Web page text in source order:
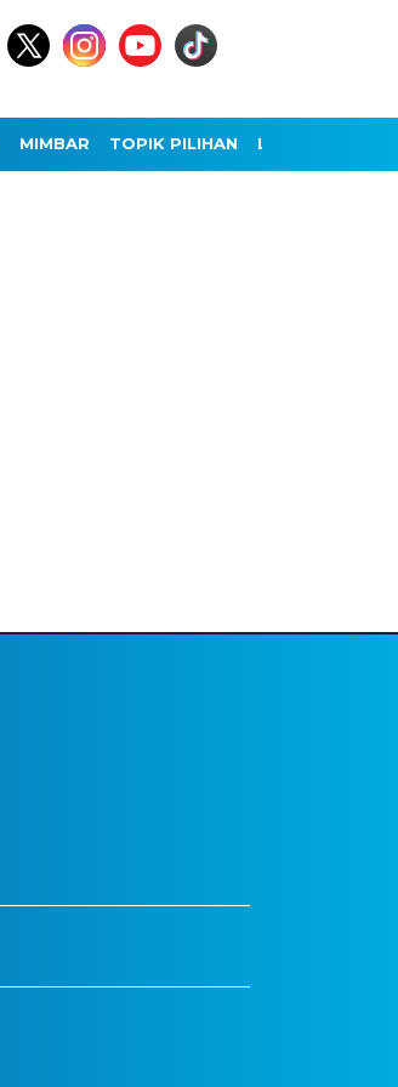
MIMBAR TOPIK PILIHAN LAINNYA